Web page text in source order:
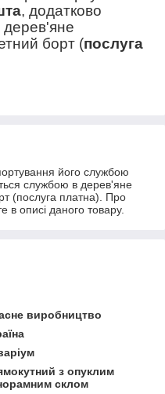
, додатково
дерев'яне
борт (послуга
його службою
службою в дерев'яне
(послуга платна). Про
в описі даного товару.
виробництво
з опуклим
склом